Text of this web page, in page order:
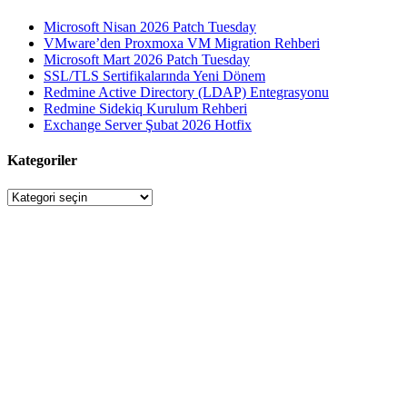
Microsoft Nisan 2026 Patch Tuesday
VMware’den Proxmoxa VM Migration Rehberi
Microsoft Mart 2026 Patch Tuesday
SSL/TLS Sertifikalarında Yeni Dönem
Redmine Active Directory (LDAP) Entegrasyonu
Redmine Sidekiq Kurulum Rehberi
Exchange Server Şubat 2026 Hotfix
Kategoriler
Kategoriler